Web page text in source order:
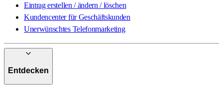
Eintrag erstellen / ändern / löschen
Kundencenter für Geschäftskunden
Unerwünschtes Telefonmarketing
Entdecken